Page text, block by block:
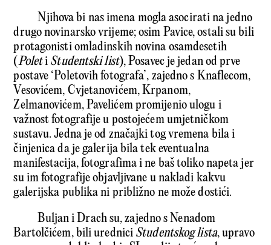
Njihova bi nas imena mogla asocirati na jedno
drugo novinarsko vrijeme; osim Pavice, ostali su bili
protagonisti omladinskih novina osamdesetih
(Poleti Studentski list), Posavec je jedan od prve
postave ‘Poletovih fotografa’, zajedno s Knaflecom,
Vesovićem, Cvjetanovićem, Krpanom,
Zelmanovićem, Pavelićem promijenio ulogu i
važnost fotografije u postojećem umjetničkom
sustavu. Jedna je od značajki tog vremena bila i
činjenica da je galerija bila tek eventualna
manifestacija, fotografima i ne baš toliko napeta jer
su im fotografije objavljivane u nakladi kakvu
galerijska publika ni približno ne može dostići.
Buljan i Drach su, zajedno s Nenadom
Bartolčićem, bili urednici Studentskog lista, upravo